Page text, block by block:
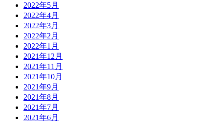
2022年5月
2022年4月
2022年3月
2022年2月
2022年1月
2021年12月
2021年11月
2021年10月
2021年9月
2021年8月
2021年7月
2021年6月